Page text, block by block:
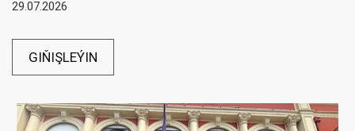
29.07.2026
GIŇIŞLEÝIN